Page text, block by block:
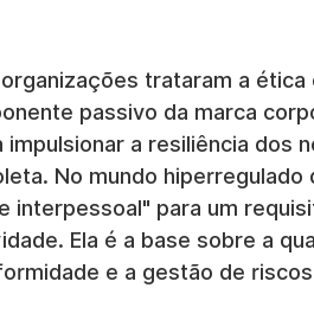
trataram a
passivo da marca
a resiliência dos
No mundo hiperregulado
interpessoal" para um
Ela é a base sobre a
e a gestão de